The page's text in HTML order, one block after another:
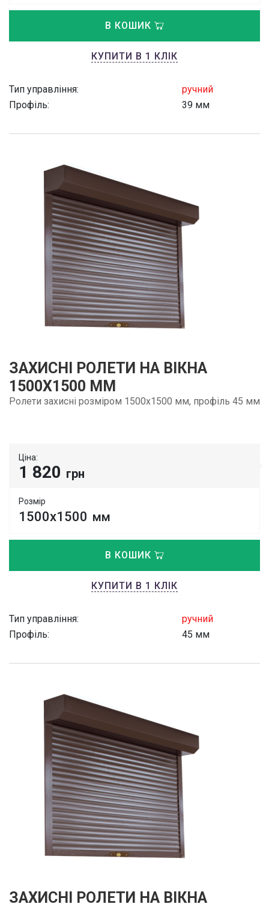
В КОШИК
КУПИТИ В 1 КЛІК
Тип управління:
ручний
Профіль:
39 мм
ЗАХИСНІ РОЛЕТИ НА ВІКНА
1500Х1500 ММ
Ролети захисні розміром 1500х1500 мм, профіль 45 мм
Ціна:
1 820 грн
Розмір
1500х1500 мм
В КОШИК
КУПИТИ В 1 КЛІК
Тип управління:
ручний
Профіль:
45 мм
ЗАХИСНІ РОЛЕТИ НА ВІКНА